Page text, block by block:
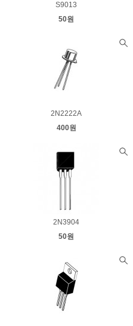
S9013
50원
2N2222A
400원
2N3904
50원